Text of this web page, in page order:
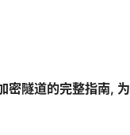
隧道的完整指南,